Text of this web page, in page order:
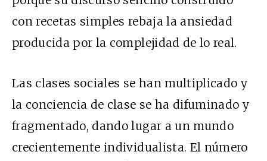
con recetas simples rebaja la ansiedad
producida por la complejidad de lo real.
Las clases sociales se han multiplicado y
la conciencia de clase se ha difuminado y
fragmentado, dando lugar a un mundo
crecientemente individualista. El número